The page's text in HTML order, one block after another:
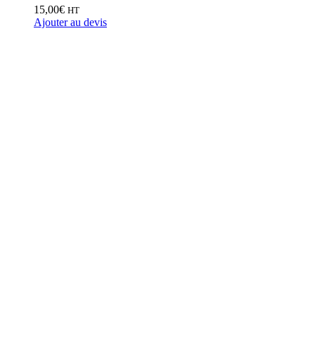
15,00€ HT
Ajouter au devis